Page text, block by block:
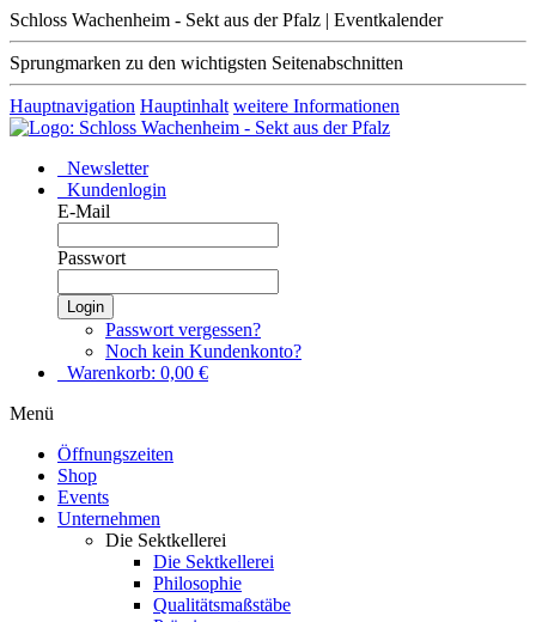
Schloss Wachenheim - Sekt aus der Pfalz | Eventkalender
Sprungmarken zu den wichtigsten Seitenabschnitten
Hauptnavigation Hauptinhalt weitere Informationen
Newsletter
Kundenlogin
E-Mail
Passwort
Login
Passwort vergessen?
Noch kein Kundenkonto?
Warenkorb: 0,00 €
Menü
Öffnungszeiten
Shop
Events
Unternehmen
Die Sektkellerei
Die Sektkellerei
Philosophie
Qualitätsmaßstäbe